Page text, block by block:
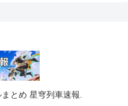
とめ 星穹列車速報.